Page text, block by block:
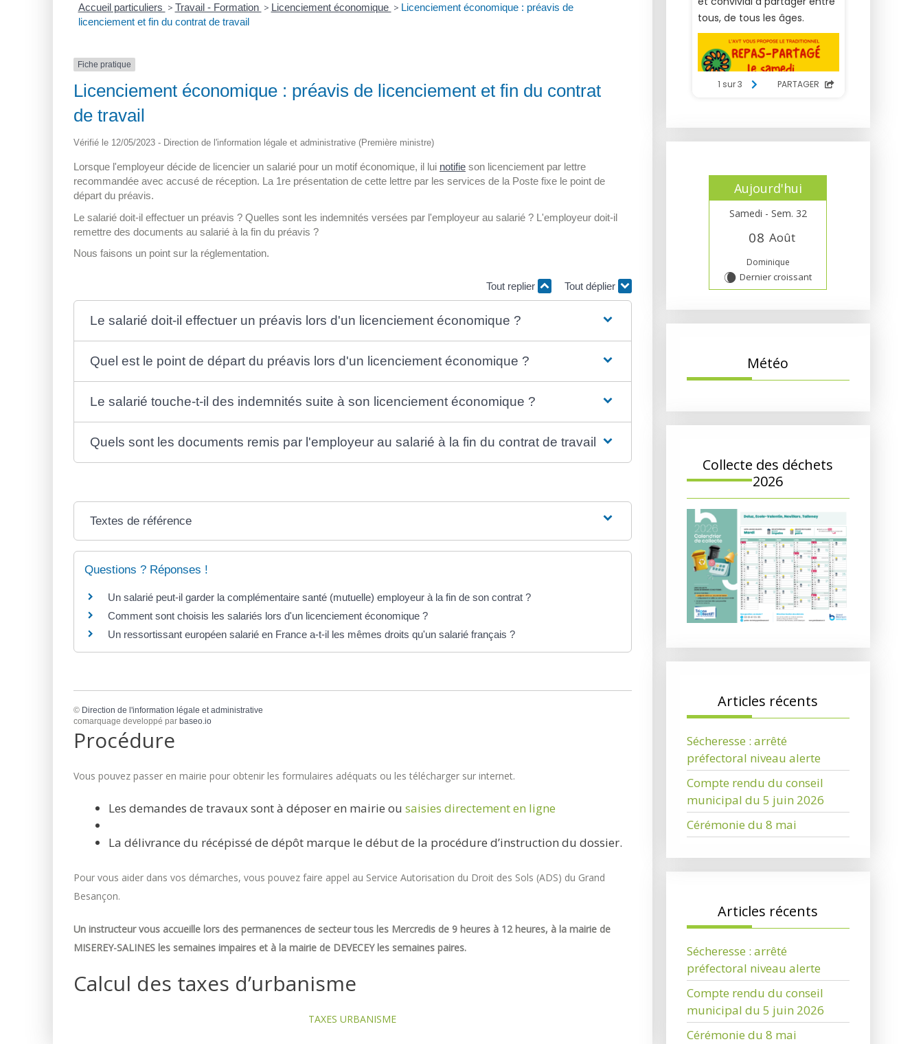
Accueil particuliers > Travail - Formation > Licenciement économique > Licenciement économique : préavis de
licenciement et fin du contrat de travail
Fiche pratique
Licenciement économique : préavis de licenciement et fin du contrat
de travail
Vérifié le 12/05/2023 - Direction de l'information légale et administrative (Première ministre)
Lorsque l'employeur décide de licencier un salarié pour un motif économique, il lui notifie son licenciement par lettre
recommandée avec accusé de réception. La 1re présentation de cette lettre par les services de la Poste fixe le point de
départ du préavis.
Le salarié doit-il effectuer un préavis ? Quelles sont les indemnités versées par l'employeur au salarié ? L'employeur doit-il
remettre des documents au salarié à la fin du préavis ?
Nous faisons un point sur la réglementation.
Tout replier Tout déplier
Le salarié doit-il effectuer un préavis lors d'un licenciement économique ?
Quel est le point de départ du préavis lors d'un licenciement économique ?
Le salarié touche-t-il des indemnités suite à son licenciement économique ?
Quels sont les documents remis par l'employeur au salarié à la fin du contrat de travail ?
Textes de référence
Questions ? Réponses !
Un salarié peut-il garder la complémentaire santé (mutuelle) employeur à la fin de son contrat ?
Comment sont choisis les salariés lors d'un licenciement économique ?
Un ressortissant européen salarié en France a-t-il les mêmes droits qu'un salarié français ?
© Direction de l'information légale et administrative
comarquage developpé par baseo.io
Procédure
Vous pouvez passer en mairie pour obtenir les formulaires adéquats ou les télécharger sur internet.
Les demandes de travaux sont à déposer en mairie ou saisies directement en ligne
La délivrance du récépissé de dépôt marque le début de la procédure d’instruction du dossier.
Pour vous aider dans vos démarches, vous pouvez faire appel au Service Autorisation du Droit des Sols (ADS) du Grand
Besançon.
Un instructeur vous accueille lors des permanences de secteur tous les Mercredis de 9 heures à 12 heures, à la mairie de
MISEREY-SALINES les semaines impaires et à la mairie de DEVECEY les semaines paires.
Calcul des taxes d’urbanisme
TAXES URBANISME
Aujourd'hui
Samedi - Sem. 32
08 Août
Dominique
W Dernier croissant
Météo
Collecte des déchets
2026
Articles récents
Sécheresse : arrêté
préfectoral niveau alerte
Compte rendu du conseil
municipal du 5 juin 2026
Cérémonie du 8 mai
Articles récents
Sécheresse : arrêté
préfectoral niveau alerte
Compte rendu du conseil
municipal du 5 juin 2026
Cérémonie du 8 mai